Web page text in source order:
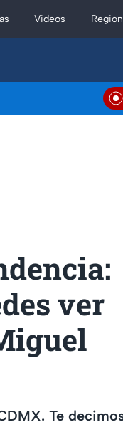
Videos
ver
Te